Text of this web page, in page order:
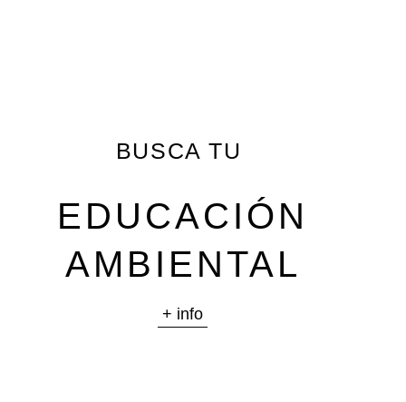
BUSCA TU
EDUCACIÓN
AMBIENTAL
+ info